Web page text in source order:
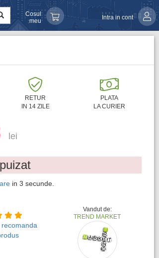
Cosul
meu
Intra in cont
RETUR
IN 14 ZILE
PLATA
LA CURIER
lei
in 2 secunde.
Vandut de:
TREND MARKET